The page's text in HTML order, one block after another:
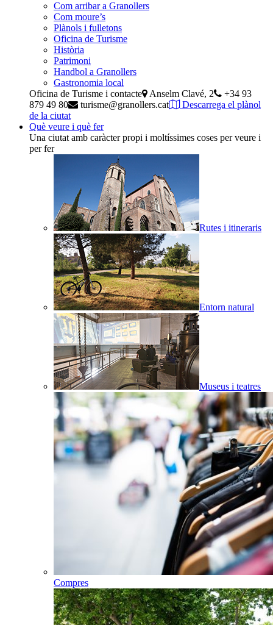
Com arribar a Granollers
Com moure’s
Plànols i fulletons
Oficina de Turisme
Història
Patrimoni
Handbol a Granollers
Gastronomia local
Oficina de Turisme i contacte
Anselm Clavé, 2
+34 93
879 49 80
turisme@granollers.cat
Descarrega el plànol
de la ciutat
Què veure i què fer
Una ciutat amb caràcter propi i moltíssimes coses per veure i
per fer
Rutes i itineraris
Entorn natural
Museus i teatres
Compres